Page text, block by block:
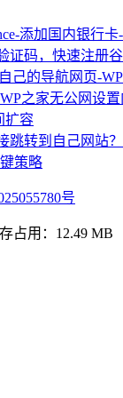
添加国内银行
无公网设
扩容
策略
号
占用：12.49 MB